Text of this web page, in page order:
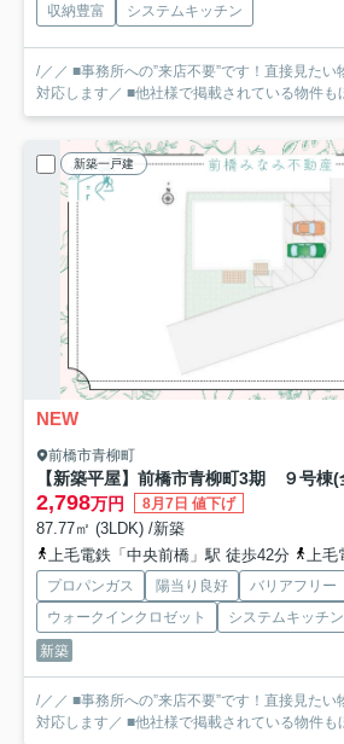
収納豊富
システムキッチン
/／／ ■事務所への”来店不要”です！直接見た
対応します／ ■他社様で掲載されている物件も
新築一戸建
NEW
前橋市青柳町
2,798万円 8月7日 値下げ
87.77㎡ (3LDK) /新築
上毛電鉄「中央前橋」駅 徒歩42分
上毛
プロパンガス 陽当り良好 バリアフリー
ウォークインクロゼット
システムキッチン
新築
/／／ ■事務所への”来店不要”です！直接見た
対応します／ ■他社様で掲載されている物件も